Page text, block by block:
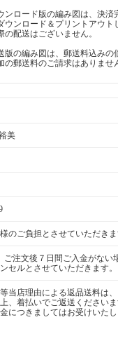
ンロード版の編み図は、決済
ウンロード＆プリントアウト
の配送はございません。
版の編み図は、郵送料込みの
の郵送料のご請求はありませ
美
のご負担とさせていただきま
ご注文後７日間ご入金がない
セルとさせていただきます。
当店理由による返品送料は、
、着払いでご返送くださいま
につきましてはお受けいた